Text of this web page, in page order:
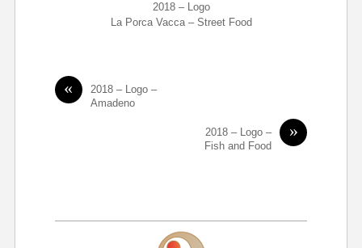
2018 – Logo
La Porca Vacca – Street Food
«
2018 – Logo –
Amadeno
»
2018 – Logo –
Fish and Food